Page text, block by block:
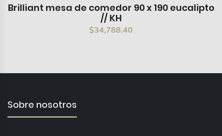
Brilliant mesa de comedor 90 x 190 eucalipto
// KH
$34,788.40
Sobre nosotros